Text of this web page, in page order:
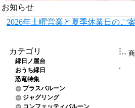
お知らせ
2026年土曜営業と夏季休業日のご
カテゴリ
縁日ノ屋台
おうち縁日
恐竜特集
プラスバルーン
ジャグリング
コンフェッティバルーン